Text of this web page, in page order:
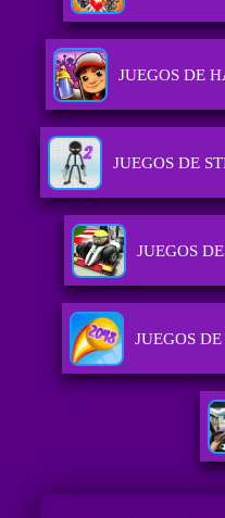
JUEGOS DE
JUEGOS DE
JUEGOS
JUEGOS